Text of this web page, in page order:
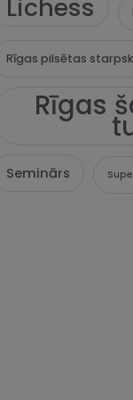
Lichess
Rīgas pilsētas
Rīgas
Seminārs